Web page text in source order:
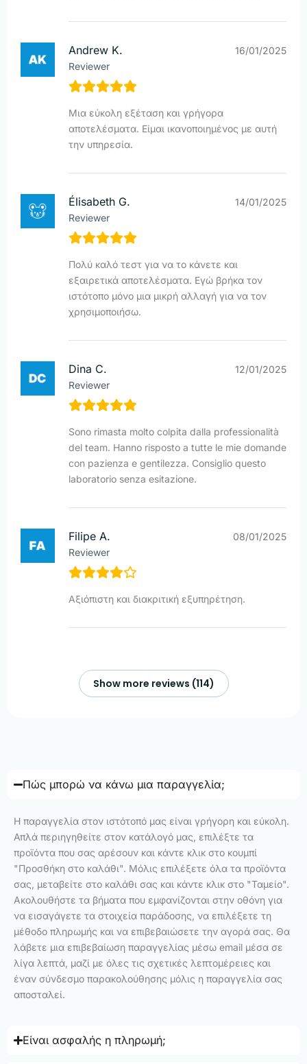
Andrew K.
Reviewer
16/01/2025
Μια εύκολη εξέταση και γρήγορα
αποτελέσματα. Είμαι ικανοποιημένος με αυτή
την υπηρεσία.
Élisabeth G.
Reviewer
14/01/2025
Πολύ καλό τεστ για να το κάνετε και
εξαιρετικά αποτελέσματα. Εγώ βρήκα τον
ιστότοπο μόνο μια μικρή αλλαγή για να τον
χρησιμοποιήσω.
Dina C.
Reviewer
12/01/2025
Sono rimasta molto colpita dalla professionalità
del team. Hanno risposto a tutte le mie domande
con pazienza e gentilezza. Consiglio questo
laboratorio senza esitazione.
Filipe A.
Reviewer
08/01/2025
Αξιόπιστη και διακριτική εξυπηρέτηση.
Show more reviews (114)
Πώς μπορώ να κάνω μια παραγγελία;
Η παραγγελία στον ιστότοπό μας είναι γρήγορη και εύκολη.
Απλά περιηγηθείτε στον κατάλογό μας, επιλέξτε τα
προϊόντα που σας αρέσουν και κάντε κλικ στο κουμπί
"Προσθήκη στο καλάθι". Μόλις επιλέξετε όλα τα προϊόντα
σας, μεταβείτε στο καλάθι σας και κάντε κλικ στο "Ταμείο".
Ακολουθήστε τα βήματα που εμφανίζονται στην οθόνη για
να εισαγάγετε τα στοιχεία παράδοσης, να επιλέξετε τη
μέθοδο πληρωμής και να επιβεβαιώσετε την αγορά σας. Θα
λάβετε μια επιβεβαίωση παραγγελίας μέσω email μέσα σε
λίγα λεπτά, μαζί με όλες τις σχετικές λεπτομέρειες και
έναν σύνδεσμο παρακολούθησης μόλις η παραγγελία σας
αποσταλεί.
Είναι ασφαλής η πληρωμή;